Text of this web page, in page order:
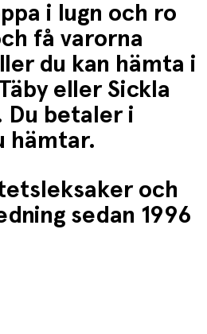
i lugn och ro
få varorna
du kan hämta i
eller Sickla
Du betaler i
hämtar.
och
sedan 1996